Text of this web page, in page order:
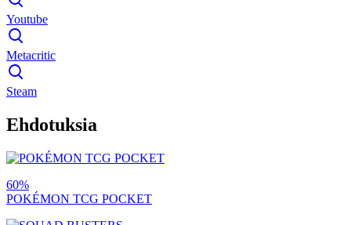
Youtube
Metacritic
Steam
Ehdotuksia
60%
POKÉMON TCG POCKET